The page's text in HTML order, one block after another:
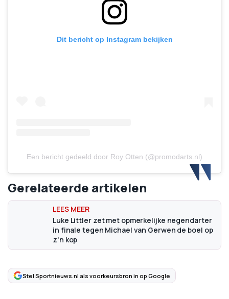
Dit bericht op Instagram bekijken
Een bericht gedeeld door Roy Otten (@promodarts.nl)
Gerelateerde artikelen
Luke Littler zet met opmerkelijke negendarter
in finale tegen Michael van Gerwen de boel op
z'n kop
Stel Sportnieuws.nl als voorkeursbron in op Google